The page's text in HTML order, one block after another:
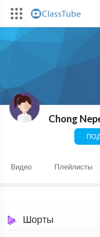
Chong
Видео Плейлисты
Шорты